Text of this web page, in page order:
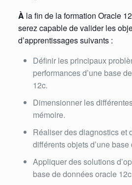
À la fin de la formation Oracle
serez capable de valider les
d’apprentissages suivants :
Définir les principaux
performances d’une base
12c.
Dimensionner les
mémoire.
Réaliser des diagnostics et
différents objets d’une
Appliquer des solutions
base de données oracle